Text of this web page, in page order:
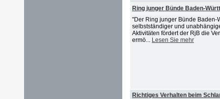
Ring junger Bünde Baden-
"Der Ring junger Bünde Baden-
selbstständiger und
Aktivitäten fördert der RjB die
ermö... Lesen Sie mehr
Richtiges Verhalten beim